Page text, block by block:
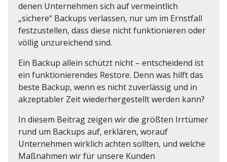
denen Unternehmen sich auf vermeintlich
„sichere“ Backups verlassen, nur um im Ernstfall
festzustellen, dass diese nicht funktionieren oder
völlig unzureichend sind.
Ein Backup allein schützt nicht – entscheidend ist
ein funktionierendes Restore. Denn was hilft das
beste Backup, wenn es nicht zuverlässig und in
akzeptabler Zeit wiederhergestellt werden kann?
In diesem Beitrag zeigen wir die größten Irrtümer
rund um Backups auf, erklären, worauf
Unternehmen wirklich achten sollten, und welche
Maßnahmen wir für unsere Kunden